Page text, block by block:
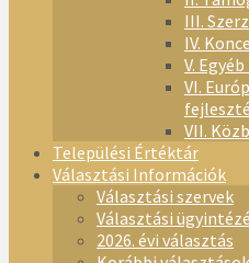
III.
IV.
V.
VI.
VII.
Települési Értéktár
Választási Információk
Választási szervek
Választási
2026. évi választás